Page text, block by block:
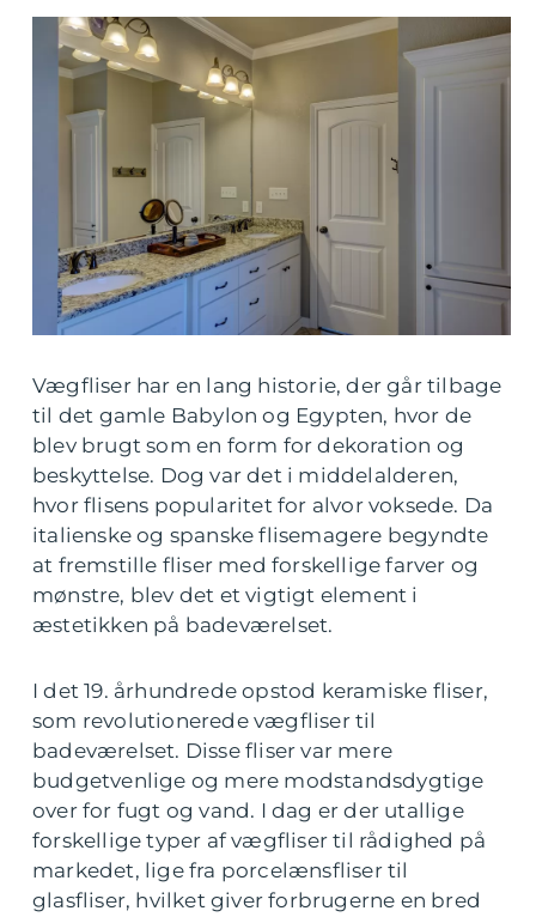
Vægfliser har en lang historie, der går tilbage
til det gamle Babylon og Egypten, hvor de
blev brugt som en form for dekoration og
beskyttelse. Dog var det i middelalderen,
hvor flisens popularitet for alvor voksede. Da
italienske og spanske flisemagere begyndte
at fremstille fliser med forskellige farver og
mønstre, blev det et vigtigt element i
æstetikken på badeværelset.
I det 19. århundrede opstod keramiske fliser,
som revolutionerede vægfliser til
badeværelset. Disse fliser var mere
budgetvenlige og mere modstandsdygtige
over for fugt og vand. I dag er der utallige
forskellige typer af vægfliser til rådighed på
markedet, lige fra porcelænsfliser til
glasfliser, hvilket giver forbrugerne en bred